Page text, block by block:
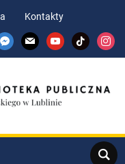
Kontakty
mail youtubetiktok
Search